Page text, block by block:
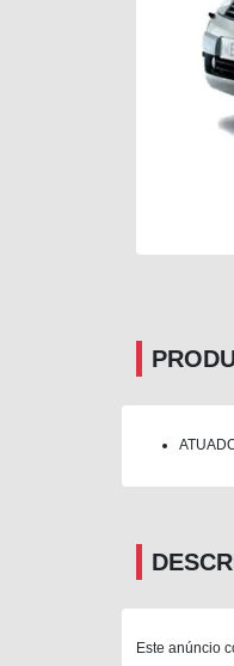
Este anúncio